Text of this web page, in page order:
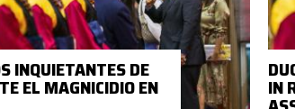
INQUIETANTES DE
EL MAGNICIDIO EN IN